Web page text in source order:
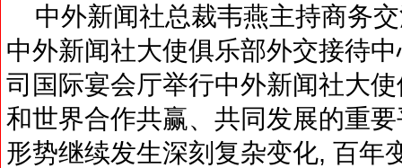
中外新闻社总裁韦燕主持商务
中外新闻社大使俱乐部外交接待
司国际宴会厅举行中外新闻社大
和世界合作共赢、共同发展的重
形势继续发生深刻复杂变化, 百年